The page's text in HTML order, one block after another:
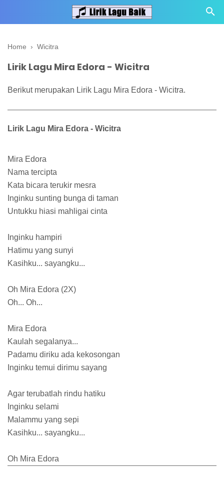
Home › Wicitra
Lirik Lagu Mira Edora - Wicitra
Berikut merupakan Lirik Lagu Mira Edora - Wicitra.
Lirik Lagu Mira Edora - Wicitra
Mira Edora
Nama tercipta
Kata bicara terukir mesra
Inginku sunting bunga di taman
Untukku hiasi mahligai cinta
Inginku hampiri
Hatimu yang sunyi
Kasihku... sayangku...
Oh Mira Edora (2X)
Oh... Oh...
Mira Edora
Kaulah segalanya...
Padamu diriku ada kekosongan
Inginku temui dirimu sayang
Agar terubatlah rindu hatiku
Inginku selami
Malammu yang sepi
Kasihku... sayangku...
Oh Mira Edora